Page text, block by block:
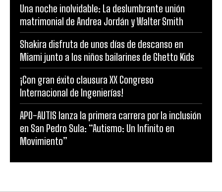
Una noche inolvidable: La deslumbrante unión
matrimonial de Andrea Jordán y Walter Smith
Shakira disfruta de unos días de descanso en
Miami junto a los niños bailarines de Ghetto Kids
¡Con gran éxito clausura XX Congreso
Internacional de Ingenierías!
APO-AUTIS lanza la primera carrera por la inclusión
en San Pedro Sula: “Autismo: Un Infinito en
Movimiento”